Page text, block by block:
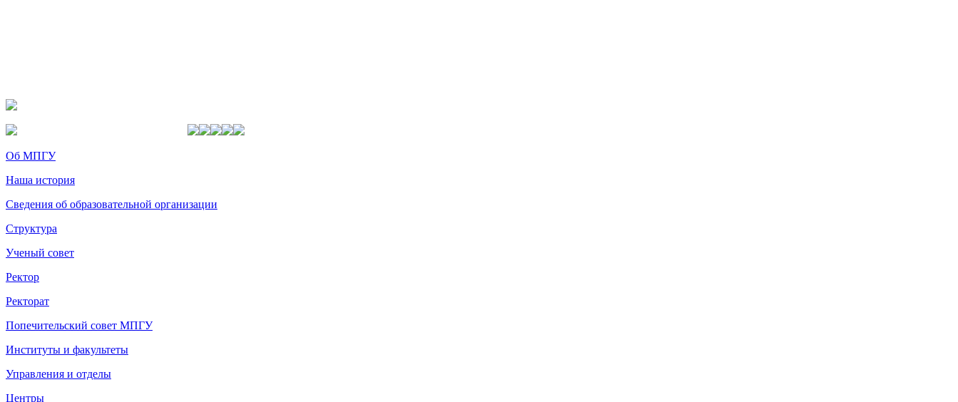
Об МПГУ
Наша история
Сведения об образовательной организации
Структура
Ученый совет
Ректор
Ректорат
Попечительский совет МПГУ
Институты и факультеты
Управления и отделы
Центры